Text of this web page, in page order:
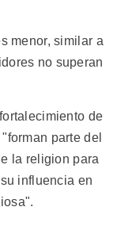
menor, similar a
no superan
de
parte del
la religion para
influencia en